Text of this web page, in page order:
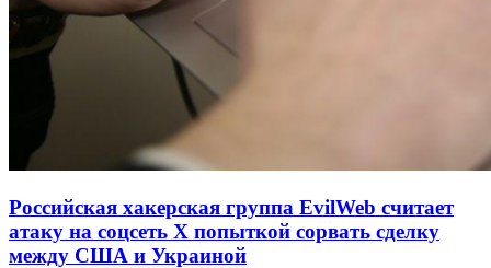
Российская хакерская группа EvilWeb считает
атаку на соцсеть Х попыткой сорвать сделку
между США и Украиной